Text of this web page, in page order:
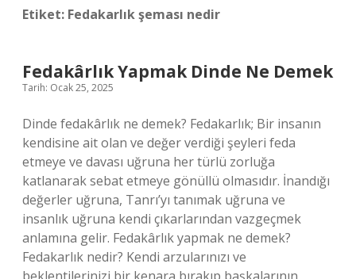
Etiket: Fedakarlık şeması nedir
Fedakârlık Yapmak Dinde Ne Demek
Tarih: Ocak 25, 2025
Dinde fedakârlık ne demek? Fedakarlık; Bir insanın
kendisine ait olan ve değer verdiği şeyleri feda
etmeye ve davası uğruna her türlü zorluğa
katlanarak sebat etmeye gönüllü olmasıdır. İnandığı
değerler uğruna, Tanrı’yı ​​tanımak uğruna ve
insanlık uğruna kendi çıkarlarından vazgeçmek
anlamına gelir. Fedakârlık yapmak ne demek?
Fedakarlık nedir? Kendi arzularınızı ve